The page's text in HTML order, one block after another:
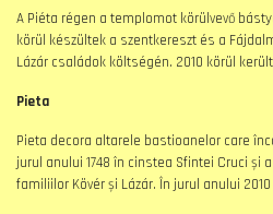
A Piéta régen a templomot körülvevő
körül készültek a szentkereszt és a
Lázár családok költségén. 2010 körül
Pieta
Pieta decora altarele bastioanelor care
jurul anului 1748 în cinstea Sfintei Cruci și
familiilor Kövér și Lázár. În jurul anului